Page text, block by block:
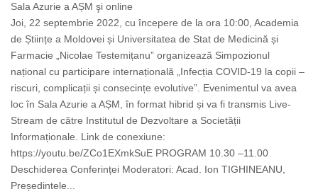
Sala Azurie a AȘM şi online
Joi, 22 septembrie 2022, cu începere de la ora 10:00, Academia
de Științe a Moldovei și Universitatea de Stat de Medicină și
Farmacie „Nicolae Testemițanu” organizează Simpozionul
național cu participare internațională „Infecția COVID-19 la copii –
riscuri, complicații și consecințe evolutive”. Evenimentul va avea
loc în Sala Azurie a AȘM, în format hibrid și va fi transmis Live-
Stream de către Institutul de Dezvoltare a Societății
Informaționale. Link de conexiune:
https://youtu.be/ZCo1EXmkSuE PROGRAM 10.30 –11.00
Deschiderea Conferinței Moderatori: Acad. Ion TIGHINEANU,
Președintele...